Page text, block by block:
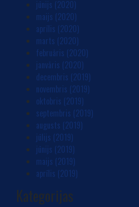
jūnijs (2020)
maijs (2020)
aprīlis (2020)
marts (2020)
februāris (2020)
janvāris (2020)
decembris (2019)
novembris (2019)
oktobris (2019)
septembris (2019)
augusts (2019)
jūlijs (2019)
jūnijs (2019)
maijs (2019)
aprīlis (2019)
Kategorijas